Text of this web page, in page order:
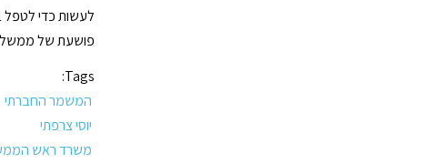
לעשות כדי
פושעת של
Tags:
המשמר החברתי
יוסי צרפתי
משרד ראש